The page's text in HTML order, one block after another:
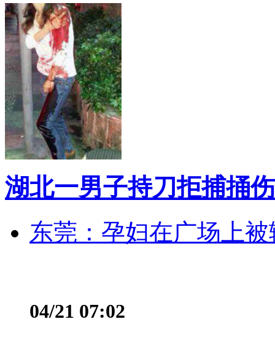
湖北一男子持刀拒捕捅
东莞：孕妇在广场上
04/21 07:02